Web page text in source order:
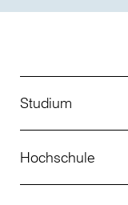
Studium
Studienangebot
Hochschule